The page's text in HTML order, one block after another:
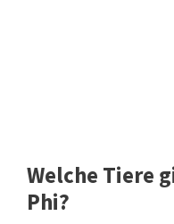
Welche Tiere
Phi?